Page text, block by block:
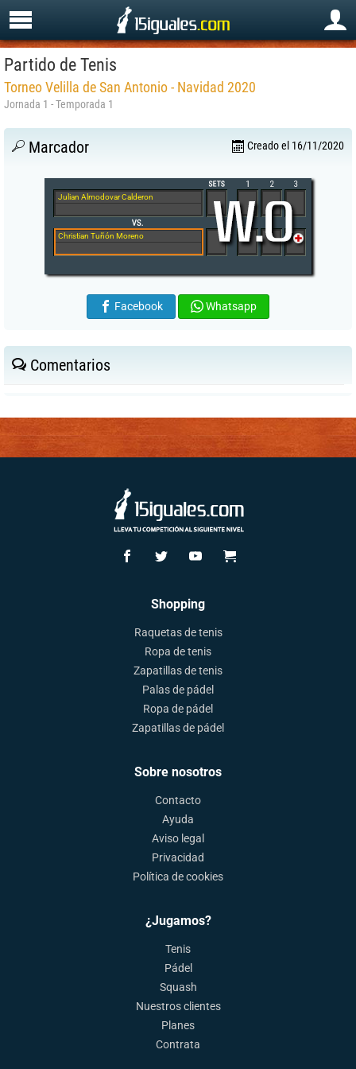
Partido de Tenis
Torneo Velilla de San Antonio - Navidad 2020
Jornada 1 - Temporada 1
Marcador Creado el 16/11/2020
Julian Almodovar Calderon
Christian Tuñón Moreno
Facebook Whatsapp
Comentarios
Shopping
Raquetas de tenis
Ropa de tenis
Zapatillas de tenis
Palas de pádel
Ropa de pádel
Zapatillas de pádel
Sobre nosotros
Contacto
Ayuda
Aviso legal
Privacidad
Política de cookies
¿Jugamos?
Tenis
Pádel
Squash
Nuestros clientes
Planes
Contrata